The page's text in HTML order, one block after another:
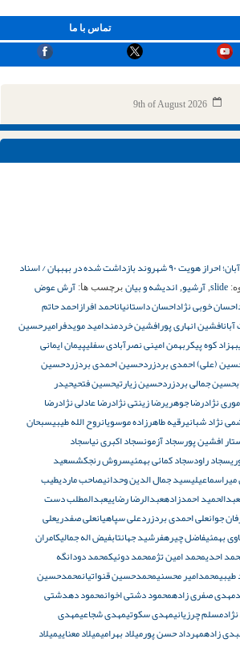
تماس با ما
9th of August 2026
شهروند بازداشت شده در بهبهان / اسناد
slide
, آرشیو, اندیشه و بیان برچسب ها: آرش عوض
احسان خوبی نژاداحسان داستانیاناحمد افرازاحمد حاتم
افشین انهاری پورافشین خردمندامید مویدفرامیرحسین
بهزاد کوه پیکربهمن امینی نصرآبادی سفلیپیمان ایمانی
(علی) احمدی بردزردحسین احمدی بردزردحسین
حسین جمالی بردزردحسین زیارتیحسین فتحیحیدر
نژادرضا جوهریرضا زینتی نژادرضا عادلی نژادرضا
نژاد شبانیرقیه طاهرزاده موسویانروح الله طیبیسبحان
افشین پورسجاد آزمونسجاد اکبری نیاسجاد
سجاد راودسجاد کمائی بهمئیسروش رنجکشسعید
سید جمال الدین وحدانیصاحب ماردیطیب
عبدالحمید احمدزادهعبدالرضا رضاییعبدالمطلب دست
جوانعلی احمدی بردزردعلی سپاهیانعلی صفدریعلی
بهمئیفاضل چیرهفرشید جهانتابفیض اله جمالیکامران
احدیمحمد امین تژممحمد دوئیکمحمد دودانگه
محمدامیر محسنیمحمدحسین قنواتیانمحمدحسین
صفری زادهمحمود دشتی اخوانمحمود دهدشتی
مسلم چرزیانیمهدی سکوتیمهدی شجاعیمهدی
زادهمهرداد حسن پورمیلاد بهرامیمیلاد معناییمیلاد